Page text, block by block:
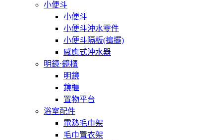
小便斗
小便斗
小便斗沖水零件
小便斗隔板(搗擺)
感應式沖水器
明鏡⋅鏡櫃
明鏡
鏡櫃
置物平台
浴室配件
電熱毛巾架
毛巾置衣架